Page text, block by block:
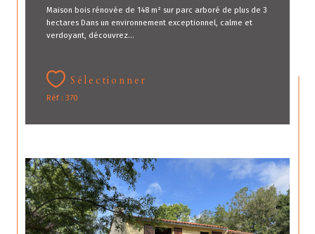
Maison bois rénovée de 148 m² sur parc arboré de plus de 3
hectares Dans un environnement exceptionnel, calme et
verdoyant, découvrez...
Sélectionner
Réf : 370